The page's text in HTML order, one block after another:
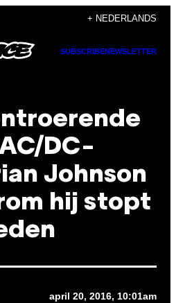
+ NEDERLANDS
SUBSCRIBENEWSLETTER
DC-
Johnson
hij stopt
april 20, 2016, 10:01am